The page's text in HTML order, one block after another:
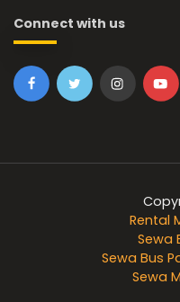
Connect with us
Rental
Sewa
Sewa Bus
Sewa